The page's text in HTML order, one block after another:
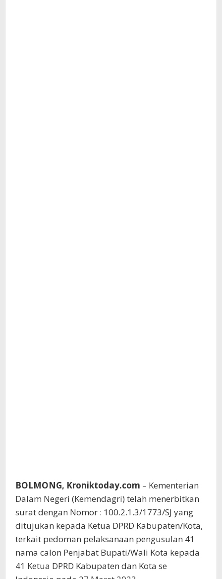
BOLMONG, Kroniktoday.com – Kementerian
Dalam Negeri (Kemendagri) telah menerbitkan
surat dengan Nomor : 100.2.1.3/1773/SJ yang
ditujukan kepada Ketua DPRD Kabupaten/Kota,
terkait pedoman pelaksanaan pengusulan 41
nama calon Penjabat Bupati/Wali Kota kepada
41 Ketua DPRD Kabupaten dan Kota se